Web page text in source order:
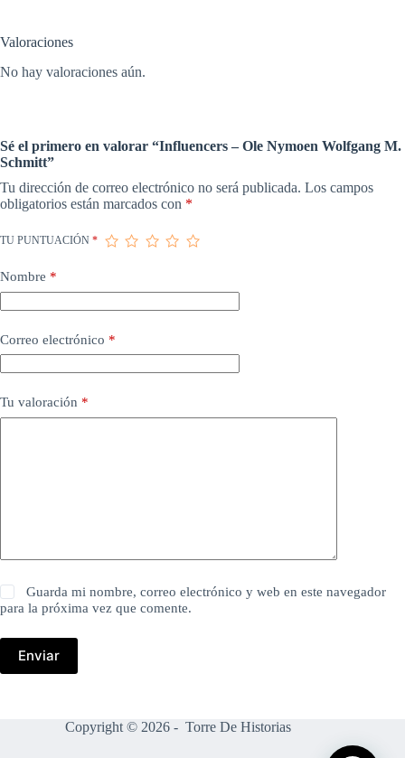
Valoraciones
No hay valoraciones aún.
Sé el primero en valorar “Influencers – Ole Nymoen Wolfgang M.
Schmitt”
Tu dirección de correo electrónico no será publicada. Los campos
obligatorios están marcados con *
TU PUNTUACIÓN *
Nombre *
Correo electrónico *
Tu valoración *
Guarda mi nombre, correo electrónico y web en este navegador
para la próxima vez que comente.
Enviar
Copyright © 2026 - Torre De Historias